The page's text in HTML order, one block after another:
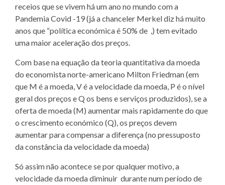
receios que se vivem há um ano no mundo com a
Pandemia Covid -19 (já a chanceler Merkel diz há muito
anos que “política económica é 50% de ,) tem evitado
uma maior aceleração dos preços.
Com base na equação da teoria quantitativa da moeda
do economista norte-americano Milton Friedman (em
que M é a moeda, V é a velocidade da moeda, P é o nível
geral dos preços e Q os bens e serviços produzidos), se a
oferta de moeda (M) aumentar mais rapidamente do que
o crescimento económico (Q), os preços devem
aumentar para compensar a diferença (no pressuposto
da constância da velocidade da moeda)
Só assim não acontece se por qualquer motivo, a
velocidade da moeda diminuir durante num período de